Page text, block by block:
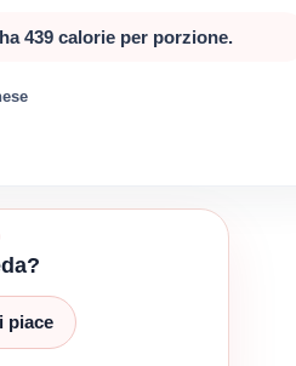
439 calorie per porzione.
piace